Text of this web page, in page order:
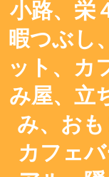
小路、栄
暇つぶし
ット、カ
み屋、立
み、お
カフェ